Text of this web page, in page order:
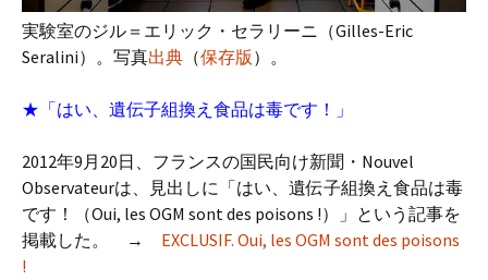
実験室のジル＝エリック・セラリーニ（Gilles-Eric
Seralini）。写真出典 （保存版 ）。
★「はい、遺伝子組換え食品は毒です！」
2012年9月20日、フランスの国民向け新聞・Nouvel
Observateurは、見出しに「はい、遺伝子組換え食品は毒
です！（Oui, les OGM sont des poisons !）」という記事を
掲載した。 → EXCLUSIF. Oui, les OGM sont des poisons
!